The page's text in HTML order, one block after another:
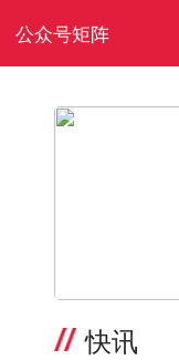
公众号矩阵
快讯